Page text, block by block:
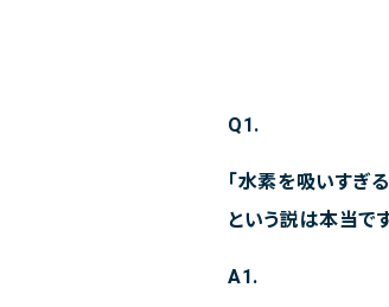
Q1.
「水素を吸いすぎ
という説は本当で
A1.